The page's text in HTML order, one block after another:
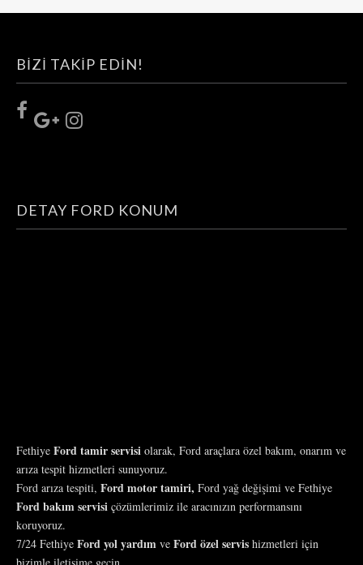
BIZI TAKIP EDIN!
DETAY FORD KONUM
Fethiye Ford tamir servisi olarak, Ford araçlara özel bakım, onarım ve
arıza tespit hizmetleri sunuyoruz.
Ford arıza tespiti, Ford motor tamiri, Ford yağ değişimi ve Fethiye
Ford bakım servisi çözümlerimiz ile aracınızın performansını
koruyoruz.
7/24 Fethiye Ford yol yardım ve Ford özel servis hizmetleri için